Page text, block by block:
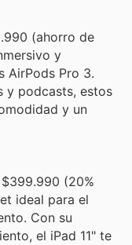
(ahorro de
y
AirPods Pro 3.
y podcasts, estos
y un
(20%
ideal para el
Con su
el iPad 11" te